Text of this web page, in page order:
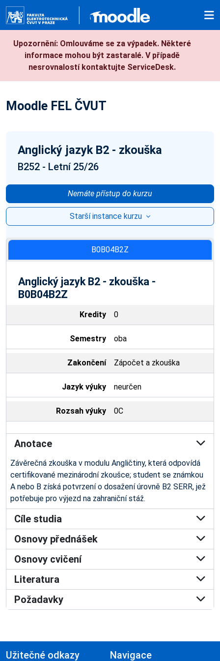
Upozornění: Omlouváme se za výpadek. Některé
informace mohou být zastaralé. V případě
nesrovnalostí kontaktujte ServiceDesk.
Moodle FEL ČVUT
Anglický jazyk B2 - zkouška
B252 - Letní 25/26
Nemáte přístup do kurzu
Starší instance kurzu
B0B04B2Z
Anglický jazyk B2 - zkouška -
B0B04B2Z
Kredity 0
Semestry oba
Zakončení Zápočet a zkouška
Jazyk výuky neurčen
Rozsah výuky 0C
Anotace
Závěrečná zkouška v modulu Angličtiny, která odpovídá
certifikované mezinárodní zkoušce; student se známkou
A nebo B získá potvrzení o dosažení úrovně B2 SERR, jež
potřebuje pro výjezd na zahraniční stáž.
Cíle studia
Osnovy přednášek
Osnovy cvičení
Literatura
Požadavky
Užitečné odkazy Navigace